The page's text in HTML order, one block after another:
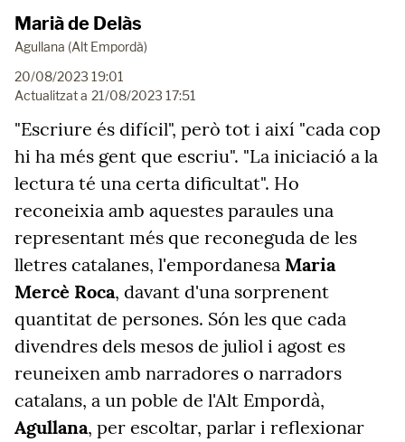
Marià de Delàs
Agullana (Alt Empordà)
20/08/2023 19:01
Actualitzat a 21/08/2023 17:51
"Escriure és difícil", però tot i així "cada cop
hi ha més gent que escriu". "La iniciació a la
lectura té una certa dificultat". Ho
reconeixia amb aquestes paraules una
representant més que reconeguda de les
lletres catalanes, l'empordanesa Maria
Mercè Roca, davant d'una sorprenent
quantitat de persones. Són les que cada
divendres dels mesos de juliol i agost es
reuneixen amb narradores o narradors
catalans, a un poble de l'Alt Empordà,
Agullana, per escoltar, parlar i reflexionar